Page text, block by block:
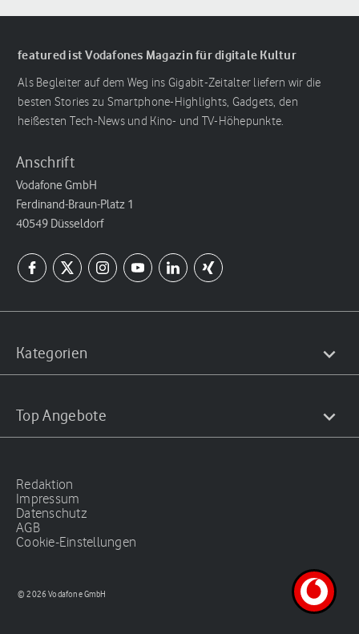
featured ist Vodafones Magazin für digitale Kultur
Als Begleiter auf dem Weg ins Gigabit-Zeitalter liefern wir die
besten Stories zu Smartphone-Highlights, Gadgets, den
heißesten Tech-News und Kino- und TV-Höhepunkte.
Anschrift
Vodafone GmbH
Ferdinand-Braun-Platz 1
40549 Düsseldorf
Kategorien
Top Angebote
Redaktion
Impressum
Datenschutz
AGB
Cookie-Einstellungen
© 2026 Vodafone GmbH